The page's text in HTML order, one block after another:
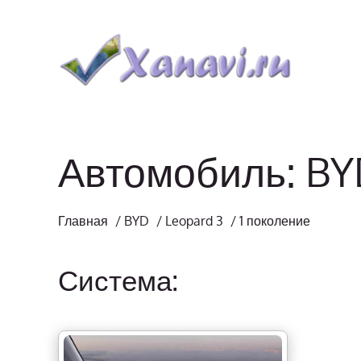
Автомобиль:
Главная / BYD / Leopard 3 / 1 поколение
Система: